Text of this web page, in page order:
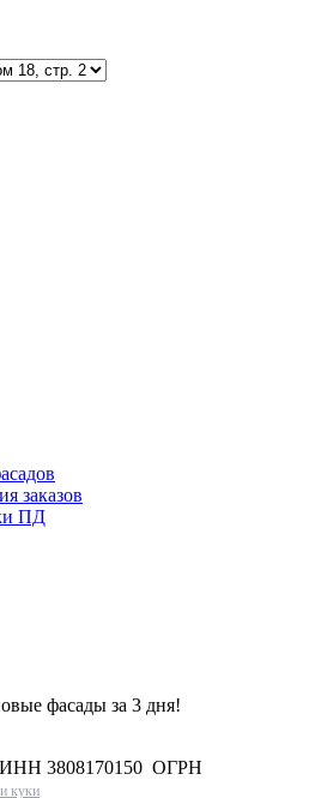
заказов
ПД
фасады за 3 дня!
3808170150 ОГРН
куки